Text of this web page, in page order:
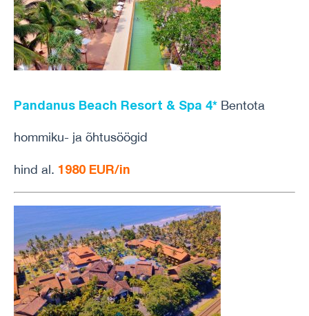
Pandanus Beach Resort & Spa 4* Bentota
hommiku- ja õhtusöögid
hind al. 1980 EUR/in